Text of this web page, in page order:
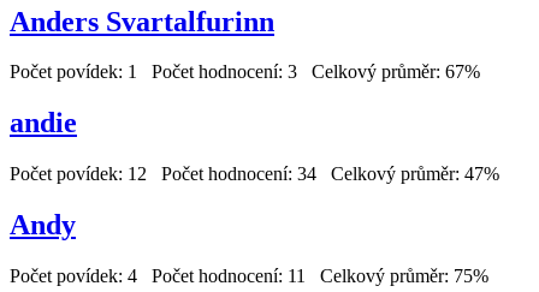
Anders Svartalfurinn
Počet povídek: 1 Počet hodnocení: 3 Celkový průměr: 67%
andie
Počet povídek: 12 Počet hodnocení: 34 Celkový průměr: 47%
Andy
Počet povídek: 4 Počet hodnocení: 11 Celkový průměr: 75%